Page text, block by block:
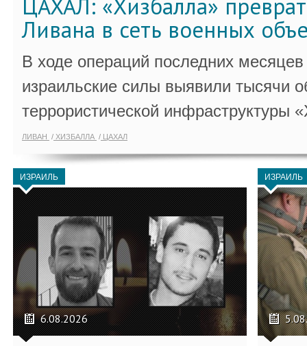
ЦАХАЛ: «Хизбалла»
Ливана в сеть военных
В ходе операций последних
израильские силы выявили тысячи
террористической инфраструктуры
ЛИВАН ХИЗБАЛЛА ЦАХАЛ
ИЗРАИЛЬ
6.08.2026
ИЗРАИЛЬ